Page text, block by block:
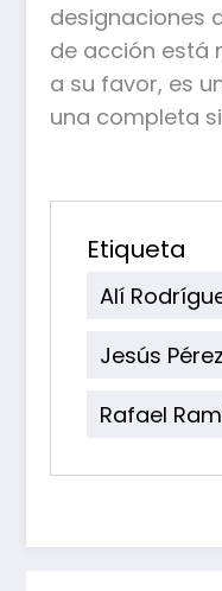
designaciones
de acción está
a su favor, es
una completa
Etiqueta
Alí
Jesús Pérez
Rafael